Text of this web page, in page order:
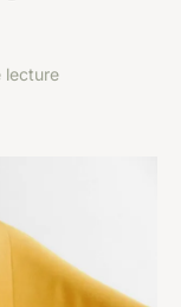
lecture